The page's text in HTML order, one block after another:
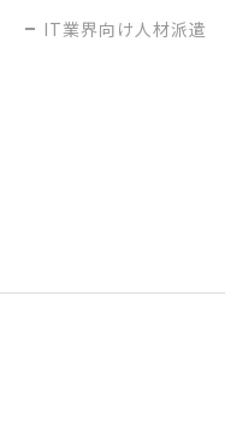
IT業界向け人材派遣